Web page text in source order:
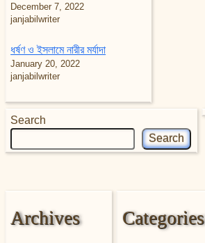
December 7, 2022
janjabilwriter
ধর্ষণ ও ইসলামে নারীর মর্যাদা
January 20, 2022
janjabilwriter
Search
Search
Archives Categories